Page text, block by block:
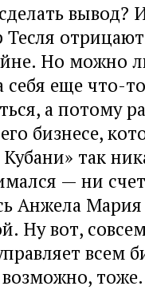
вывод?
Тесля
Но можно
себя еще что-
а потому
бизнесе,
так
— ни
Анжела
Ну вот,
всем
тоже.